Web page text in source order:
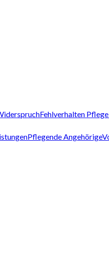
Fehlverhalten
Pflegende Angehörige